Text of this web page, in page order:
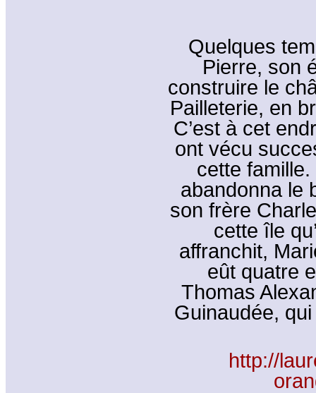
Quelques
Pierre, son
construire le
Pailleterie, en
C’est à cet
ont vécu
cette
abandonna le
son frère
cette île
affranchit,
eût quatre
Thomas
Guinaudée,
http://